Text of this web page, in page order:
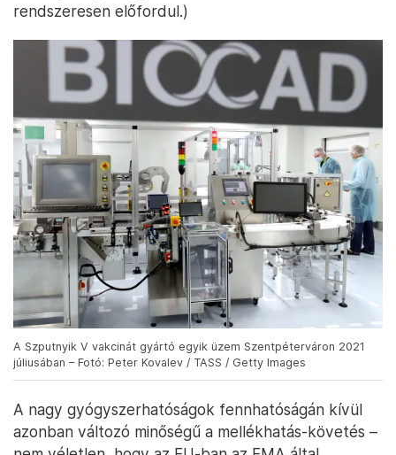
rendszeresen előfordul.)
A Szputnyik V vakcinát gyártó egyik üzem Szentpéterváron 2021
júliusában – Fotó: Peter Kovalev / TASS / Getty Images
A nagy gyógyszerhatóságok fennhatóságán kívül
azonban változó minőségű a mellékhatás-követés –